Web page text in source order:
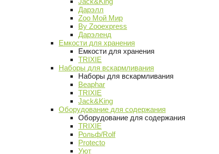
Дарэлл
Zoo Мой Мир
By Zooexpress
Дарэленд
Емкости для хранения
Емкости для хранения
TRIXIE
Наборы для вскармливания
Наборы для вскармливания
Beaphar
TRIXIE
Jack&King
Оборудование для содержания
Оборудование для содержания
TRIXIE
Рольф/Rolf
Protecto
Уют